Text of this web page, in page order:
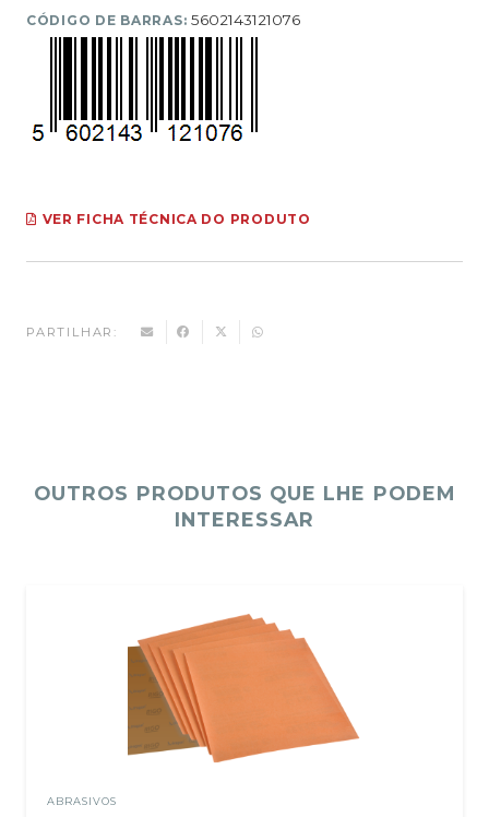
CÓDIGO DE BARRAS: 5602143121076
VER FICHA TÉCNICA DO PRODUTO
PARTILHAR:
OUTROS PRODUTOS QUE LHE PODEM
INTERESSAR
ABRASIVOS